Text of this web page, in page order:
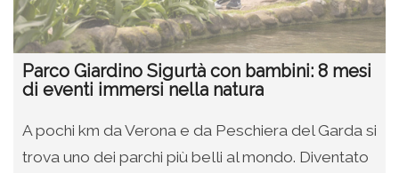
Parco Giardino Sigurtà con bambini: 8 mesi
di eventi immersi nella natura
A pochi km da Verona e da Peschiera del Garda si
trova uno dei parchi più belli al mondo. Diventato